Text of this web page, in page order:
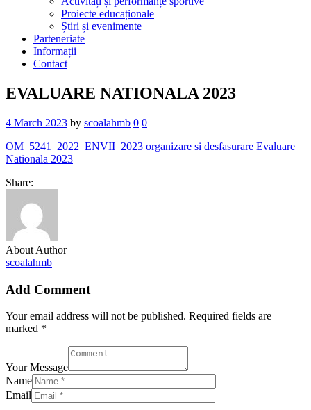
Proiecte educaționale
Știri și evenimente
Parteneriate
Informații
Contact
EVALUARE NATIONALA 2023
4 March 2023 by scoalahmb 0 0
OM_5241_2022_ENVII_2023 organizare si desfasurare Evaluare
Nationala 2023
Share:
About Author
scoalahmb
Add Comment
Your email address will not be published. Required fields are
marked *
Your Message
Name
Email